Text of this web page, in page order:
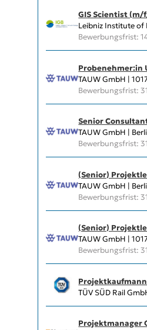
GIS Scientist
Leibniz Institute of
Bewerbungsfrist:
TAUW GmbH |
Bewerbungsfrist:
Senior
TAUW GmbH |
Bewerbungsfrist:
(Senior)
TAUW GmbH |
Bewerbungsfrist:
(Senior)
TAUW GmbH |
Bewerbungsfrist:
TÜV SÜD Rail
Projektmanager